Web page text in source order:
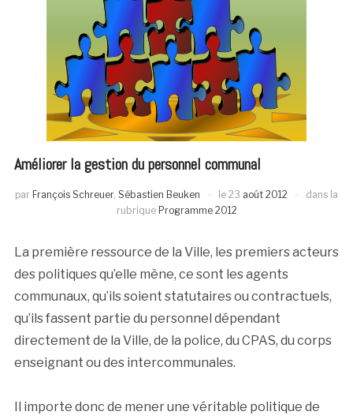
Améliorer la gestion du personnel communal
par François Schreuer, Sébastien Beuken le 23 août 2012
dans la
rubrique Programme 2012
La première ressource de la Ville, les premiers acteurs
des politiques qu’elle mène, ce sont les agents
communaux, qu’ils soient statutaires ou contractuels,
qu’ils fassent partie du personnel dépendant
directement de la Ville, de la police, du CPAS, du corps
enseignant ou des intercommunales.
Il importe donc de mener une véritable politique de